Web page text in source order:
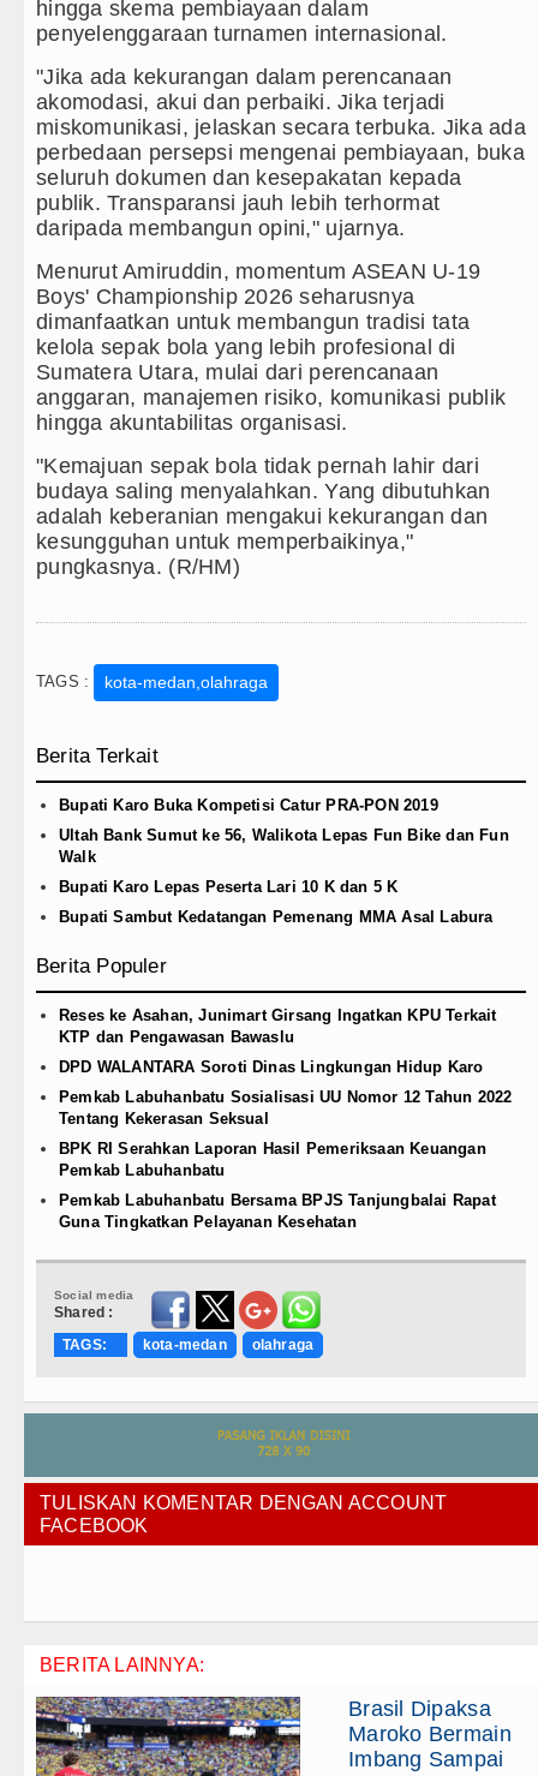
hingga skema pembiayaan dalam
penyelenggaraan turnamen internasional.
"Jika ada kekurangan dalam perencanaan
akomodasi, akui dan perbaiki. Jika terjadi
miskomunikasi, jelaskan secara terbuka. Jika ada
perbedaan persepsi mengenai pembiayaan, buka
seluruh dokumen dan kesepakatan kepada
publik. Transparansi jauh lebih terhormat
daripada membangun opini," ujarnya.
Menurut Amiruddin, momentum ASEAN U-19
Boys' Championship 2026 seharusnya
dimanfaatkan untuk membangun tradisi tata
kelola sepak bola yang lebih profesional di
Sumatera Utara, mulai dari perencanaan
anggaran, manajemen risiko, komunikasi publik
hingga akuntabilitas organisasi.
"Kemajuan sepak bola tidak pernah lahir dari
budaya saling menyalahkan. Yang dibutuhkan
adalah keberanian mengakui kekurangan dan
kesungguhan untuk memperbaikinya,"
pungkasnya. (R/HM)
TAGS : kota-medan,olahraga
Berita Terkait
Bupati Karo Buka Kompetisi Catur PRA-PON 2019
Ultah Bank Sumut ke 56, Walikota Lepas Fun Bike dan Fun
Walk
Bupati Karo Lepas Peserta Lari 10 K dan 5 K
Bupati Sambut Kedatangan Pemenang MMA Asal Labura
Berita Populer
Reses ke Asahan, Junimart Girsang Ingatkan KPU Terkait
KTP dan Pengawasan Bawaslu
DPD WALANTARA Soroti Dinas Lingkungan Hidup Karo
Pemkab Labuhanbatu Sosialisasi UU Nomor 12 Tahun 2022
Tentang Kekerasan Seksual
BPK RI Serahkan Laporan Hasil Pemeriksaan Keuangan
Pemkab Labuhanbatu
Pemkab Labuhanbatu Bersama BPJS Tanjungbalai Rapat
Guna Tingkatkan Pelayanan Kesehatan
Social media
Shared :
TAGS:
kota-medan olahraga
TULISKAN KOMENTAR DENGAN ACCOUNT
FACEBOOK
BERITA LAINNYA:
Brasil Dipaksa
Maroko Bermain
Imbang Sampai